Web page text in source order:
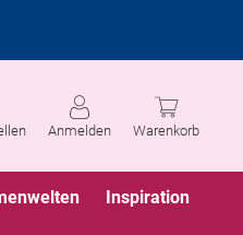
Anmelden Warenkorb
Inspiration